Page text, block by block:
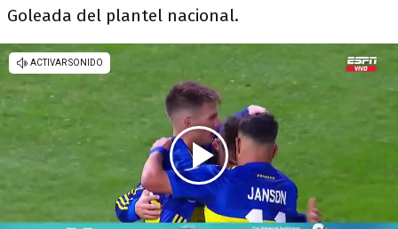
Goleada del plantel nacional.